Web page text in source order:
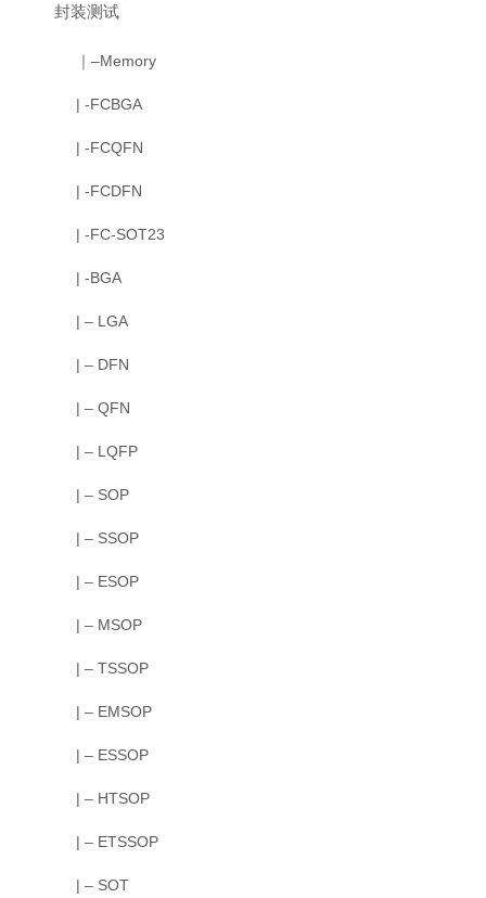
封装测试
｜–Memory
| -FCBGA
| -FCQFN
| -FCDFN
| -FC-SOT23
| -BGA
| – LGA
| – DFN
| – QFN
| – LQFP
| – SOP
| – SSOP
| – ESOP
| – MSOP
| – TSSOP
| – EMSOP
| – ESSOP
| – HTSOP
| – ETSSOP
| – SOT